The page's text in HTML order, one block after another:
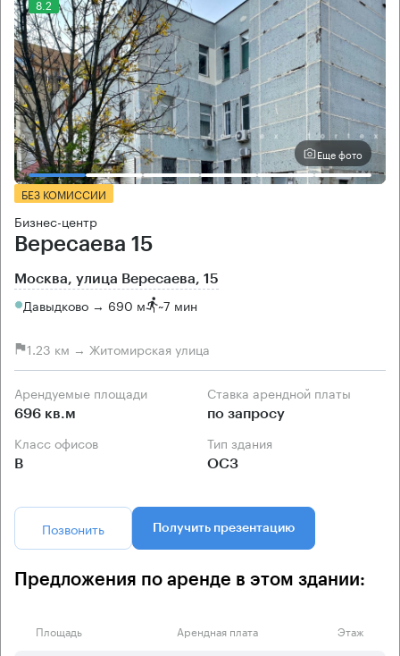
8.2
Еще фото
БЕЗ КОМИССИИ
Бизнес-центр
Вересаева 15
Москва, улица Вересаева, 15
Давыдково → 690 м ~7 мин
1.23 км → Житомирская улица
Арендуемые площади
696 кв.м
Ставка арендной платы
по запросу
Класс офисов
B
Тип здания
ОСЗ
Позвонить Получить презентацию
Предложения по аренде в этом здании:
Площадь Арендная плата Этаж